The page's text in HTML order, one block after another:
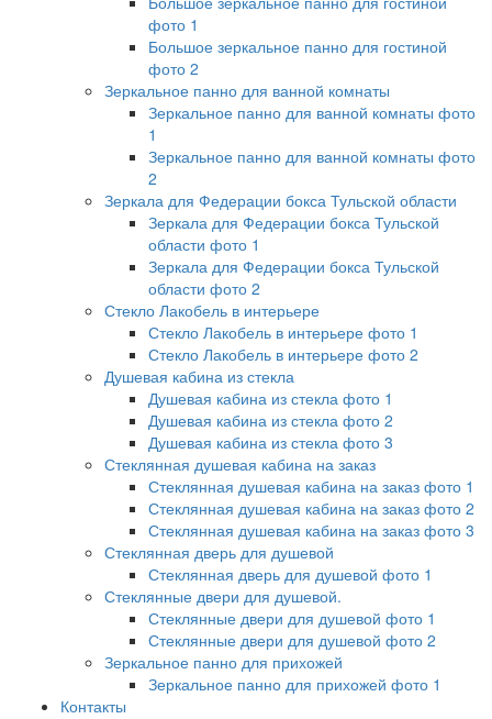
фото 1
Большое зеркальное панно для гостиной
фото 2
Зеркальное панно для ванной комнаты
Зеркальное панно для ванной комнаты фото
1
Зеркальное панно для ванной комнаты фото
2
Зеркала для Федерации бокса Тульской области
Зеркала для Федерации бокса Тульской
области фото 1
Зеркала для Федерации бокса Тульской
области фото 2
Стекло Лакобель в интерьере
Стекло Лакобель в интерьере фото 1
Стекло Лакобель в интерьере фото 2
Душевая кабина из стекла
Душевая кабина из стекла фото 1
Душевая кабина из стекла фото 2
Душевая кабина из стекла фото 3
Стеклянная душевая кабина на заказ
Стеклянная душевая кабина на заказ фото 1
Стеклянная душевая кабина на заказ фото 2
Стеклянная душевая кабина на заказ фото 3
Стеклянная дверь для душевой
Стеклянная дверь для душевой фото 1
Стеклянные двери для душевой.
Стеклянные двери для душевой фото 1
Стеклянные двери для душевой фото 2
Зеркальное панно для прихожей
Зеркальное панно для прихожей фото 1
Контакты